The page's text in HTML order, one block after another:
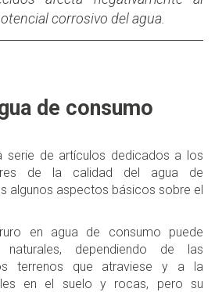
corrosivo del agua.
de consumo
serie de artículos dedicados a los
de la calidad del agua de
algunos aspectos básicos sobre el
en agua de consumo puede
dependiendo de las
terrenos que atraviese y a la
en el suelo y rocas, pero su